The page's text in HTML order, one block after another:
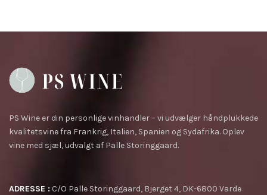
PS Wine er din personlige vinhandler – vi udvælger håndplukkede
kvalitetsvine fra Frankrig, Italien, Spanien og Sydafrika. Oplev
vine med sjæl, udvalgt af Palle Storinggaard.
ADRESSE : C/O Palle Storinggaard, Bjerget 4, DK-6800 Varde